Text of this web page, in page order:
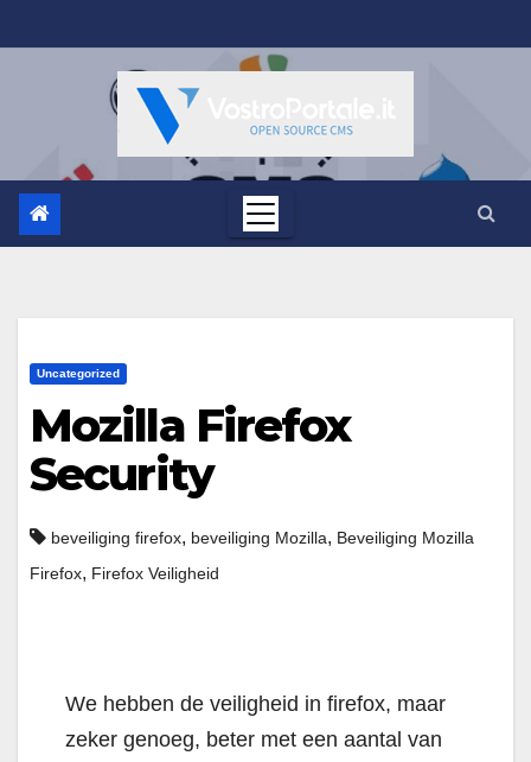
al
Uncategorized
Mozilla Firefox
Security
beveiliging firefox, beveiliging Mozilla, Beveiliging Mozilla
Firefox, Firefox Veiligheid
We hebben de veiligheid in firefox, maar
zeker genoeg, beter met een aantal van